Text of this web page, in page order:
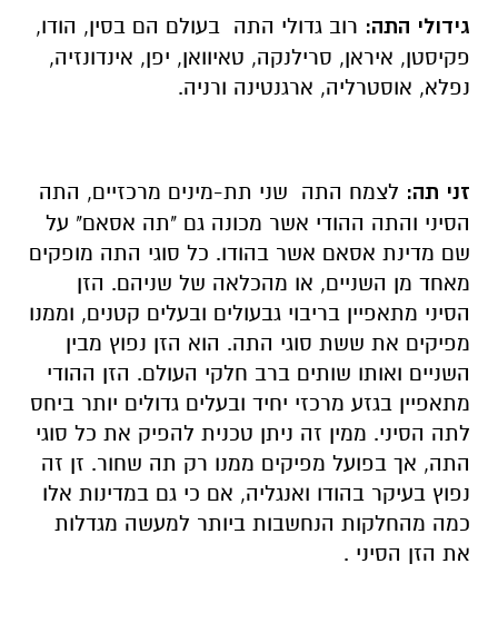
גידולי התה: רוב גדולי התה בעולם הם בסין, הודו,
פקיסטן, איראן, סרילנקה, טאיוואן, יפן, אינדונזיה,
נפלא, אוסטרליה, ארגנטינה ורניה.
זני תה: לצמח התה שני תת-מינים מרכזיים, התה
הסיני והתה ההודי אשר מכונה גם "תה אסאם" על
שם מדינת אסאם אשר בהודו. כל סוגי התה מופקים
מאחד מן השניים, או מהכלאה של שניהם. הזן
הסיני מתאפיין בריבוי גבעולים ובעלים קטנים, וממנו
מפיקים את ששת סוגי התה. הוא הזן נפוץ מבין
השניים ואותו שותים ברב חלקי העולם. הזן ההודי
מתאפיין בגזע מרכזי יחיד ובעלים גדולים יותר ביחס
לתה הסיני. ממין זה ניתן טכנית להפיק את כל סוגי
התה, אך בפועל מפיקים ממנו רק תה שחור. זן זה
נפוץ בעיקר בהודו ואנגליה, אם כי גם במדינות אלו
כמה מהחלקות הנחשבות ביותר למעשה מגדלות
את הזן הסיני .